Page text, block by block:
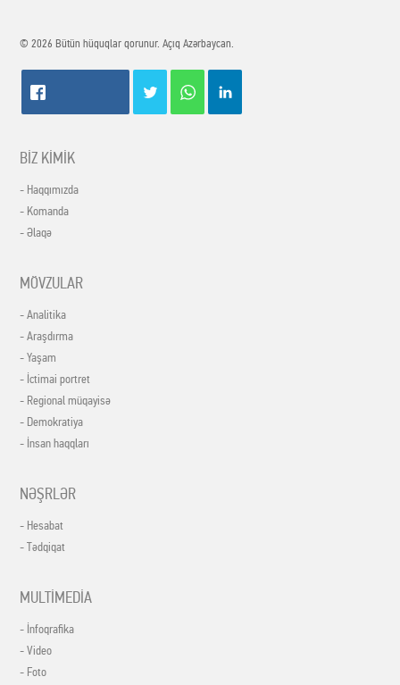
© 2026 Bütün hüquqlar qorunur. Açıq Azərbaycan.
BİZ KİMİK
- Haqqımızda
- Komanda
- Əlaqə
MÖVZULAR
- Analitika
- Araşdırma
- Yaşam
- İctimai portret
- Regional müqayisə
- Demokratiya
- İnsan haqqları
NƏŞRLƏR
- Hesabat
- Tədqiqat
MULTİMEDİA
- İnfoqrafika
- Video
- Foto